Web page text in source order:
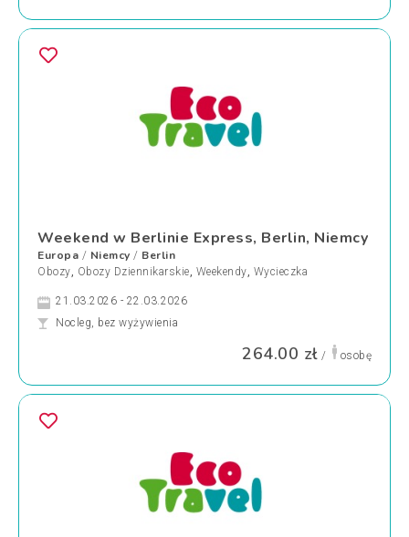
Weekend w Berlinie Express, Berlin, Niemcy
Europa / Niemcy / Berlin
Obozy, Obozy Dziennikarskie, Weekendy, Wycieczka
21.03.2026 - 22.03.2026
Nocleg, bez wyżywienia
264.00 zł / osobę